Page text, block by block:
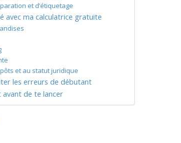
et d’étiquetage
avec ma calculatrice gratuite
et au statut juridique
les erreurs de débutant
avant de te lancer